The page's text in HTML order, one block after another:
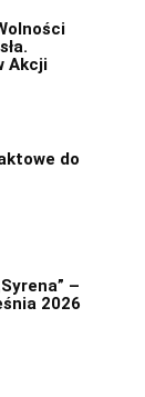
Akcji
do
–
2026